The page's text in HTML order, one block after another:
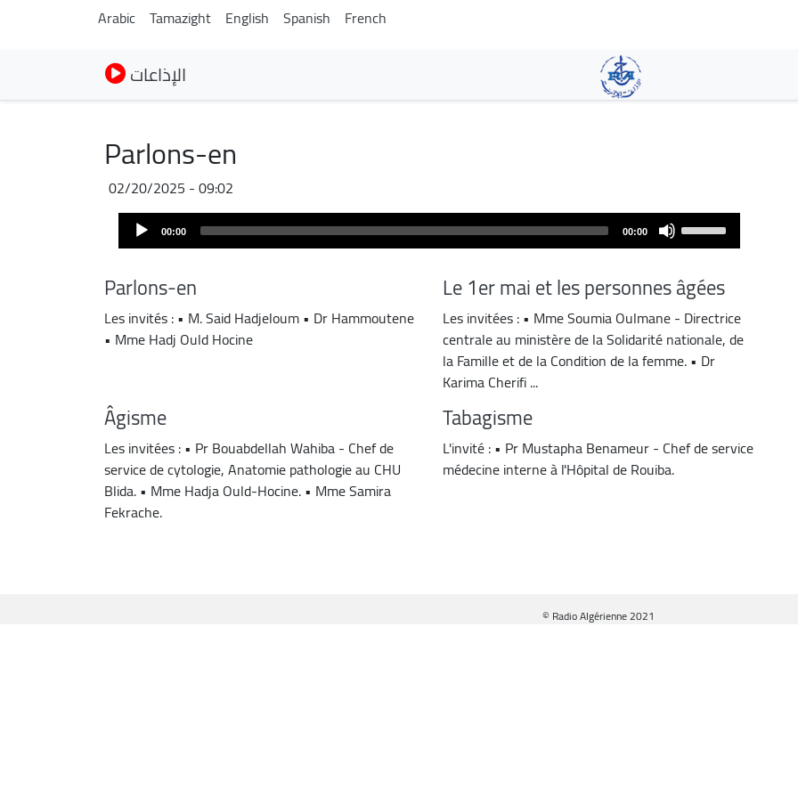
main
content
Arabic Tamazight English Spanish French
الإذاعات
Parlons-en
02/20/2025 - 09:02
AudioAudio
Player 00:00 00:00
keys
Parlons-en
Les invités : • M. Said Hadjeloum • Dr Hammoutene
• Mme Hadj Ould Hocine
Le 1er mai et les personnes âgées
Les invitées : • Mme Soumia Oulmane - Directrice
centrale au ministère de la Solidarité nationale, de
la Famille et de la Condition de la femme. • Dr
Karima Cherifi ...
Âgisme
Les invitées : • Pr Bouabdellah Wahiba - Chef de
service de cytologie, Anatomie pathologie au CHU
Blida. • Mme Hadja Ould-Hocine. • Mme Samira
Fekrache.
Tabagisme
L'invité : • Pr Mustapha Benameur - Chef de service
médecine interne à l'Hôpital de Rouiba.
© Radio Algérienne 2021